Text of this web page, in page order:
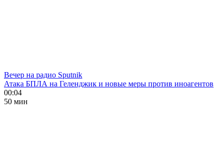
Вечер на радио Sputnik
Атака БПЛА на Геленджик и новые меры против иноагентов
00:04
50 мин